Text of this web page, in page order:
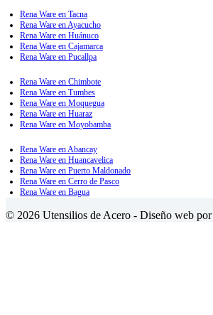
Rena Ware en Tacna
Rena Ware en Ayacucho
Rena Ware en Huánuco
Rena Ware en Cajamarca
Rena Ware en Pucallpa
Rena Ware en Chimbote
Rena Ware en Tumbes
Rena Ware en Moquegua
Rena Ware en Huaraz
Rena Ware en Moyobamba
Rena Ware en Abancay
Rena Ware en Huancavelica
Rena Ware en Puerto Maldonado
Rena Ware en Cerro de Pasco
Rena Ware en Bagua
© 2026 Utensilios de Acero - Diseño web por